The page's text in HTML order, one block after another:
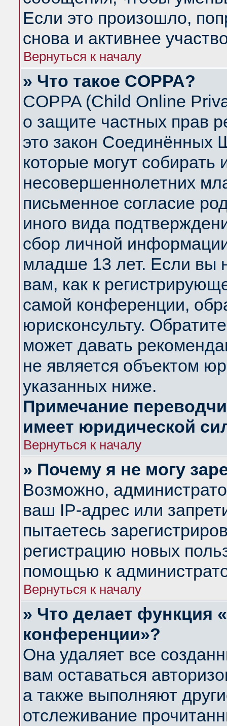
Если это произошло,
снова и активнее
Вернуться к началу
» Что такое COPPA?
COPPA (Child Online
о защите частных прав
это закон Соединённых
которые могут
несовершеннолетних
письменное согласие
иного вида
сбор личной
младше 13 лет. Если вы
вам, как к
самой конференции,
юрисконсульту.
может давать
не является объектом
указанных ниже.
Примечание
имеет юридической
Вернуться к началу
» Почему я не могу
Возможно,
ваш IP-адрес или
пытаетесь
регистрацию новых
помощью к
Вернуться к началу
» Что делает функция
конференции»?
Она удаляет все
вам оставаться
а также выполняют
отслеживание